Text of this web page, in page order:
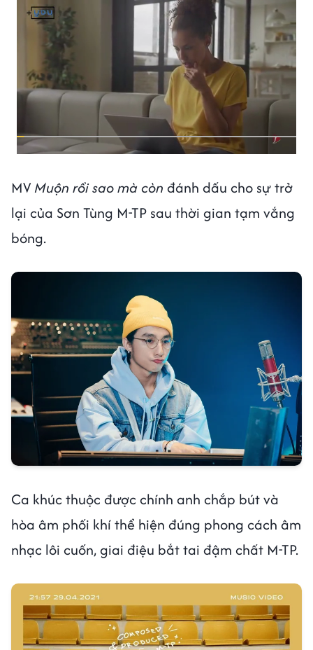
MV Muộn rồi sao mà còn đánh dấu cho sự trở
lại của Sơn Tùng M-TP sau thời gian tạm vắng
bóng.
Ca khúc thuộc được chính anh chắp bút và
hòa âm phối khí thể hiện đúng phong cách âm
nhạc lôi cuốn, giai điệu bắt tai đậm chất M-TP.